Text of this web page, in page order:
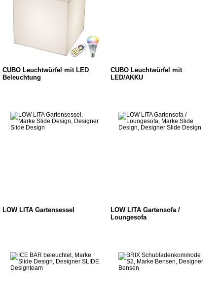
CUBO Leuchtwürfel mit LED
Beleuchtung
CUBO Leuchtwürfel mit
LED/AKKU
LOW LITA Gartensessel
LOW LITA Gartensofa /
Loungesofa